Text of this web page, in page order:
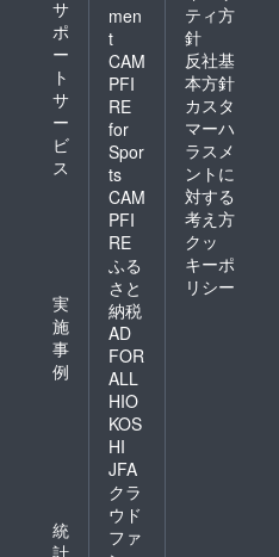
サ
ポ
ー
ト
サ
ー
ビ
ス
実
施
事
例
統
計
men
t
CAM
PFI
RE
for
Spor
ts
CAM
PFI
RE
ふる
さと
納税
AD
FOR
ALL
HIO
KOS
HI
JFA
クラ
ウド
ファ
ティ方
針
反社基
本方針
カスタ
マーハ
ラスメ
ントに
対する
考え方
クッ
キーポ
リシー